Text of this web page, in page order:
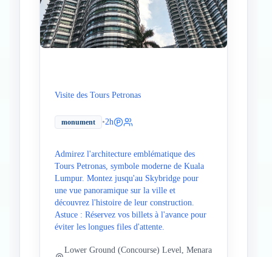
Visite des Tours Petronas
monument •2h
Admirez l'architecture emblématique des
Tours Petronas, symbole moderne de Kuala
Lumpur. Montez jusqu'au Skybridge pour
une vue panoramique sur la ville et
découvrez l'histoire de leur construction.
Astuce : Réservez vos billets à l'avance pour
éviter les longues files d'attente.
Lower Ground (Concourse) Level, Menara